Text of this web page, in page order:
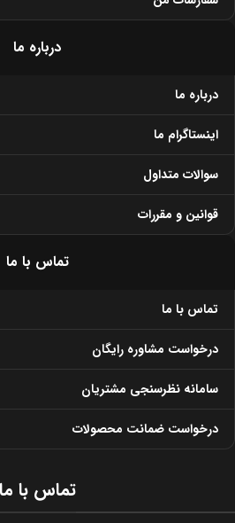
تماس با ما
تماس با ما
درخواست مشاوره رایگان
سامانه نظرسنجی مشتریان
درخواست ضمانت محصولات
درباره ما
درباره ما
اینستاگرام ما
سوالات متداول
قوانین و مقررات
تماس با ما